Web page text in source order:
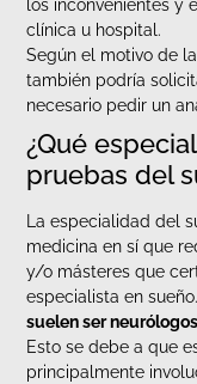
los inconvenientes y
clínica u hospital.
Según el motivo de
también podría
necesario pedir un
¿Qué
pruebas del
La especialidad del
medicina en sí que
y/o másteres que
especialista en
suelen ser
Esto se debe a que
principalmente